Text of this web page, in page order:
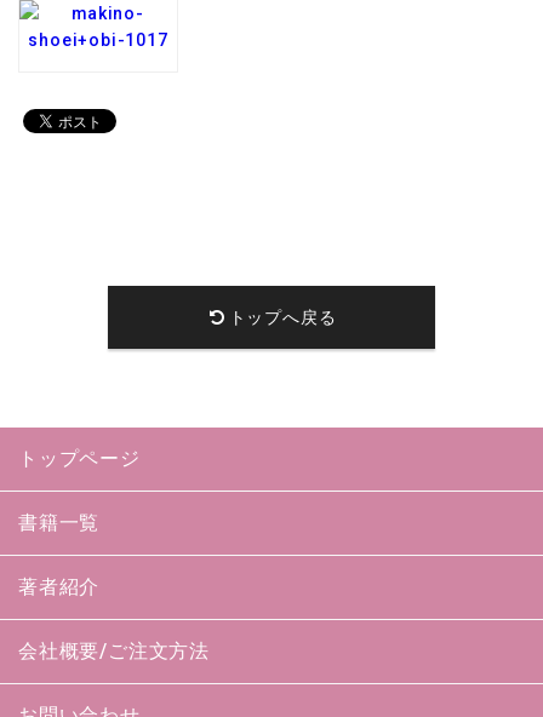
トップへ戻る
トップページ
書籍一覧
著者紹介
会社概要/ご注文方法